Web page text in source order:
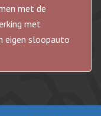
met de
met
eigen sloopauto